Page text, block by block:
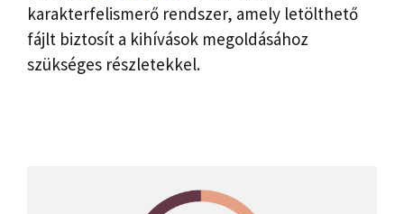
karakterfelismerő rendszer, amely letölthető
fájlt biztosít a kihívások megoldásához
szükséges részletekkel.